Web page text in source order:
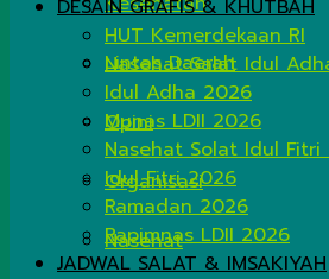
Lintas Daerah
Opini
Organisasi
Nasehat
DESAIN GRAFIS & KHUTBAH
HUT Kemerdekaan RI
Nasehat Salat Idul
Idul Adha 2026
Munas LDII 2026
Nasehat Solat Idul Fitri
Idul Fitri 2026
Ramadan 2026
Rapimnas LDII 2026
JADWAL SALAT & IMSAKIYAH